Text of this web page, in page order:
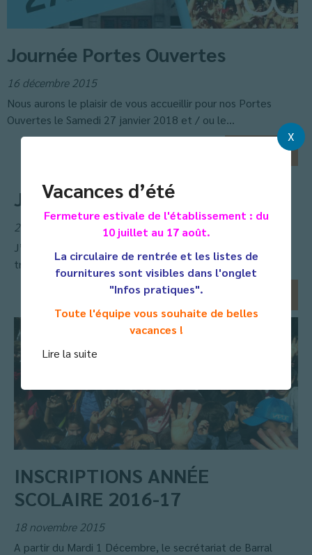
Vacances d’été
Fermeture estivale de l'établissement : du
10 juillet au 17 août.
La circulaire de rentrée et les listes de
fournitures sont visibles dans l'onglet
"Infos pratiques".
Toute l'équipe vous souhaite de belles
vacances !
Lire la suite
X
Journée Portes Ouvertes
16 décembre 2015
Nous aurons le plaisir de vous accueillir pour nos Portes
Ouvertes le Samedi 27 janvier 2018 et / ou le...
+
Je suis Paris
25 novembre 2015
J’ai 15 ans et depuis des années, j’étudie la guerre à
travers des livres et des reportages, sans savoir que...
INSCRIPTIONS ANNÉE
SCOLAIRE 2016-17
18 novembre 2015
A partir du Mardi 1 Décembre, le secrétariat de Barral